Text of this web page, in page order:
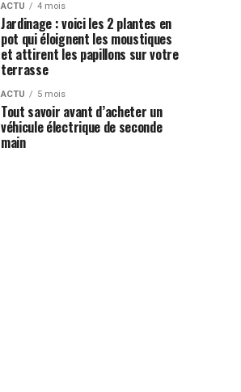
ACTU 4 mois
Jardinage : voici les 2 plantes en
pot qui éloignent les moustiques
et attirent les papillons sur votre
terrasse
ACTU 5 mois
Tout savoir avant d’acheter un
véhicule électrique de seconde
main